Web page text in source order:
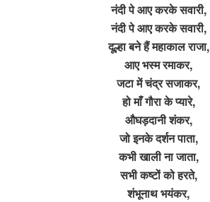
नंदी पे आए करके सवारी,
नंदी पे आए करके सवारी,
दूल्हा बने हैं महाकाल राजा,
आए भस्म रमाकर,
जटा में चंद्र सजाकर,
हो माँ गौरा के प्यारे,
औघड़दानी शंकर,
जो इनके दर्शन पाता,
कभी खाली ना जाता,
सभी कष्टों को हरते,
शंभूनाथ भयंकर,